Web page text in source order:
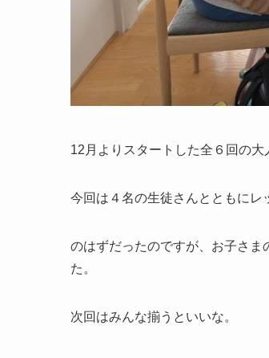
12月よりスタートした全６回の大
今回は４名の生徒さんとともにレ
のはずだったのですが、お子さま
た。
次回はみんな揃うといいな。